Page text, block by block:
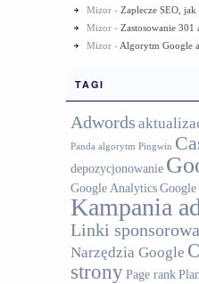
Mizor - Zaplecze SEO,
Mizor - Zastosowanie
Mizor - Algorytm Google
TAGI
Adwords
Panda algorytm Pingwin
depozycjonowanie
Google Analytics
Kampania
Linki
Narzędzia Google
stronyPage rank